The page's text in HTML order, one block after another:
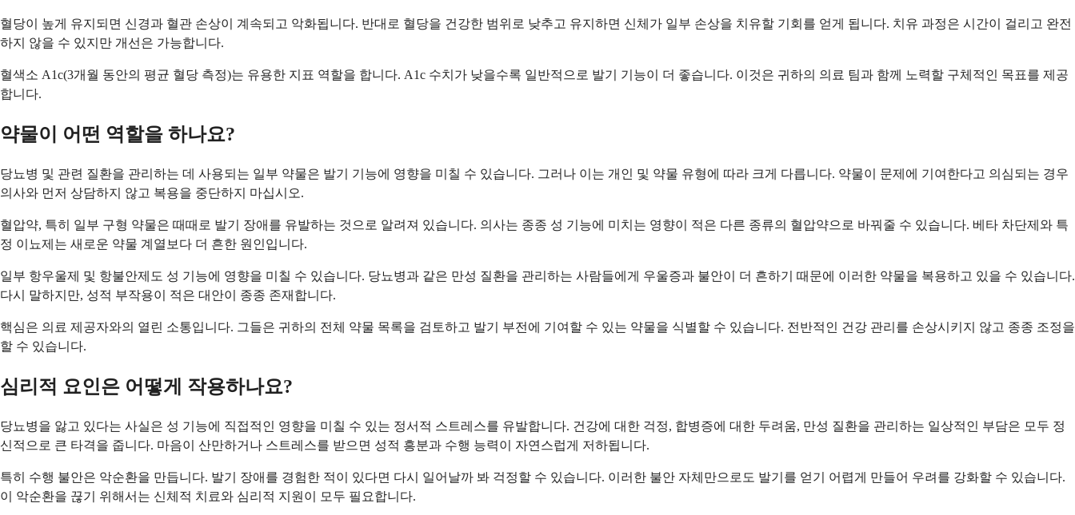
혈당이 높게 유지되면 신경과 혈관 손상이 계속되고 악화됩니다. 반대로 혈당을 건강한 범위로 낮추고 유지하면 신체가 일부 손상을 치유할 기회를 얻게 됩니다. 치유 과정은 시간이 걸리고 완전
하지 않을 수 있지만 개선은 가능합니다.
혈색소 A1c(3개월 동안의 평균 혈당 측정)는 유용한 지표 역할을 합니다. A1c 수치가 낮을수록 일반적으로 발기 기능이 더 좋습니다. 이것은 귀하의 의료 팀과 함께 노력할 구체적인 목표를 제공
합니다.
약물이 어떤 역할을 하나요?
당뇨병 및 관련 질환을 관리하는 데 사용되는 일부 약물은 발기 기능에 영향을 미칠 수 있습니다. 그러나 이는 개인 및 약물 유형에 따라 크게 다릅니다. 약물이 문제에 기여한다고 의심되는 경우
의사와 먼저 상담하지 않고 복용을 중단하지 마십시오.
혈압약, 특히 일부 구형 약물은 때때로 발기 장애를 유발하는 것으로 알려져 있습니다. 의사는 종종 성 기능에 미치는 영향이 적은 다른 종류의 혈압약으로 바꿔줄 수 있습니다. 베타 차단제와 특
정 이뇨제는 새로운 약물 계열보다 더 흔한 원인입니다.
일부 항우울제 및 항불안제도 성 기능에 영향을 미칠 수 있습니다. 당뇨병과 같은 만성 질환을 관리하는 사람들에게 우울증과 불안이 더 흔하기 때문에 이러한 약물을 복용하고 있을 수 있습니다.
다시 말하지만, 성적 부작용이 적은 대안이 종종 존재합니다.
핵심은 의료 제공자와의 열린 소통입니다. 그들은 귀하의 전체 약물 목록을 검토하고 발기 부전에 기여할 수 있는 약물을 식별할 수 있습니다. 전반적인 건강 관리를 손상시키지 않고 종종 조정을
할 수 있습니다.
심리적 요인은 어떻게 작용하나요?
당뇨병을 앓고 있다는 사실은 성 기능에 직접적인 영향을 미칠 수 있는 정서적 스트레스를 유발합니다. 건강에 대한 걱정, 합병증에 대한 두려움, 만성 질환을 관리하는 일상적인 부담은 모두 정
신적으로 큰 타격을 줍니다. 마음이 산만하거나 스트레스를 받으면 성적 흥분과 수행 능력이 자연스럽게 저하됩니다.
특히 수행 불안은 악순환을 만듭니다. 발기 장애를 경험한 적이 있다면 다시 일어날까 봐 걱정할 수 있습니다. 이러한 불안 자체만으로도 발기를 얻기 어렵게 만들어 우려를 강화할 수 있습니다.
이 악순환을 끊기 위해서는 신체적 치료와 심리적 지원이 모두 필요합니다.